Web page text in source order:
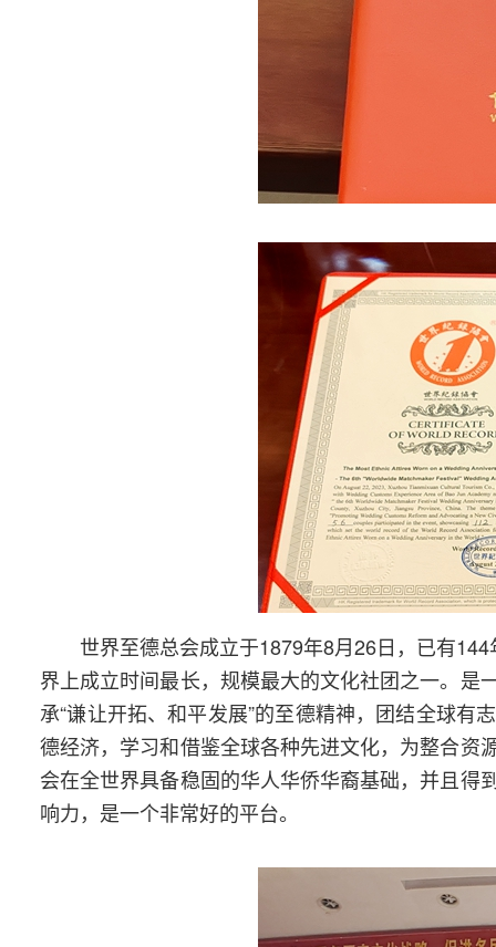
世界至德总会成立于1879年8月26日，已有
界上成立时间最长，规模最大的文化社团之一。
承“谦让开拓、和平发展”的至德精神，团结全球
德经济，学习和借鉴全球各种先进文化，为整合资
会在全世界具备稳固的华人华侨华裔基础，并且
响力，是一个非常好的平台。